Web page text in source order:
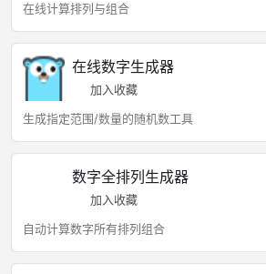
在线计算排列与组合
在线数字生成器
加入收藏
生成指定范围/数量的随机数工具
数字全排列生成器
加入收藏
自动计算数字所有排列组合